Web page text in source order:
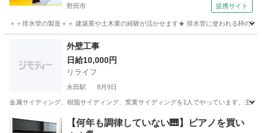
野田市 提携サイト
＋＋排水管の製造＋＋ 建築業や土木業の経験が活かせます★ 排水管に使われる枠の
大工
外壁工事
日給10,000円
リライフ
永田駅 8月9日
金属サイディング、樹脂サイディング、窯業サイディングを1人でやっています。主
千葉 大網白里市 永田駅 その他
【何年も調律していない🎹】ピアノを買い